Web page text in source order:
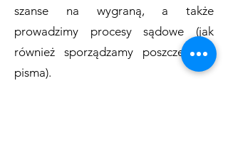
szanse na wygraną, a także
prowadzimy procesy sądowe (jak
również sporządzamy poszczególne
pisma).